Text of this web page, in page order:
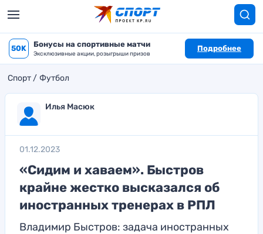
50K Бонусы на спортивные матчи
Эксклюзивные акции, розыгрыши призов
Подробнее
Спорт Футбол
Илья Масюк
01.12.2023
«Сидим и хаваем». Быстров
крайне жестко высказался об
иностранных тренерах в РПЛ
Владимир Быстров: задача иностранных